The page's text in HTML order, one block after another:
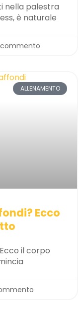
nella palestra
è naturale
commento
ALLENAMENTO
Ecco
il corpo